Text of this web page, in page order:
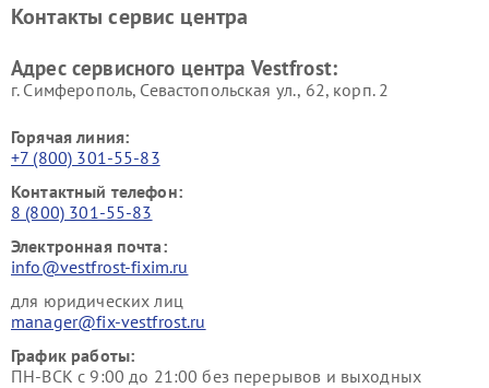
Vestfrost
Контакты сервис центра
Адрес сервисного центра Vestfrost:
г. Симферополь, Севастопольская ул., 62, корп. 2
Горячая линия:
+7 (800) 301-55-83
Контактный телефон:
8 (800) 301-55-83
Электронная почта:
info@vestfrost-fixim.ru
для юридических лиц
manager@fix-vestfrost.ru
График работы:
ПН-ВСК с 9:00 до 21:00 без перерывов и выходных